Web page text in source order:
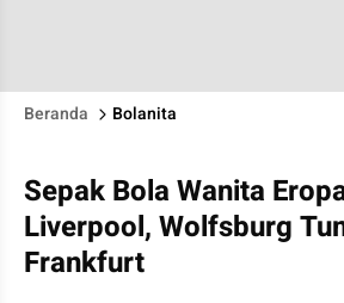
Beranda Bolanita
Sepak Bola Wanita
Liverpool, Wolfsburg
Frankfurt